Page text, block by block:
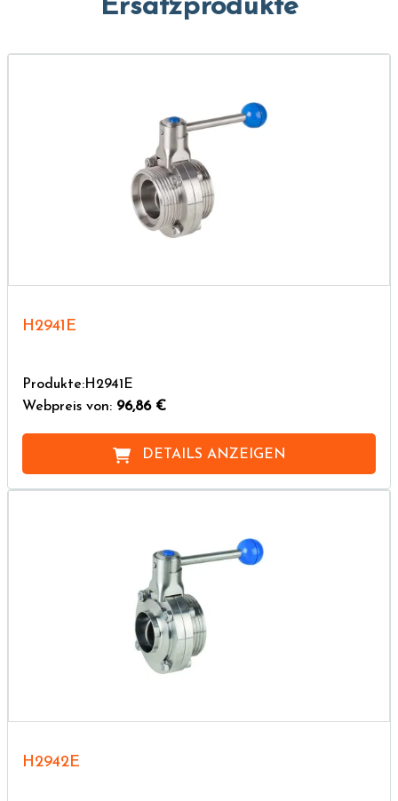
Ersatzprodukte
H2941E
Produkte:H2941E
Webpreis von: 96,86 €
DETAILS ANZEIGEN
H2942E